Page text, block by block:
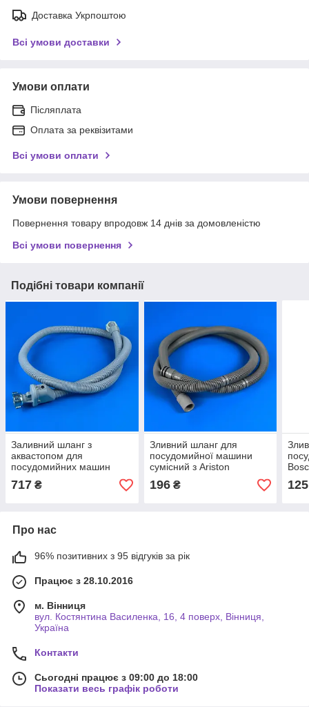
Доставка Укрпоштою
Всі умови доставки
Умови оплати
Післяплата
Оплата за реквізитами
Всі умови оплати
Умови повернення
Повернення товару впродовж 14 днів за домовленістю
Всі умови повернення
Подібні товари компанії
Заливний шланг з
аквастопом для
посудомийних машин
Electrolux 3792785101
717 ₴
Зливний шланг для
посудомийної машини
сумісний з Ariston
C00273284
196₴ 125
Про нас
96% позитивних з 95 відгуків за рік
Працює з 28.10.2016
м. Вінниця
вул. Костянтина Василенка, 16, 4 поверх, Вінниця,
Україна
Контакти
Сьогодні працює з 09:00 до 18:00
Показати весь графік роботи